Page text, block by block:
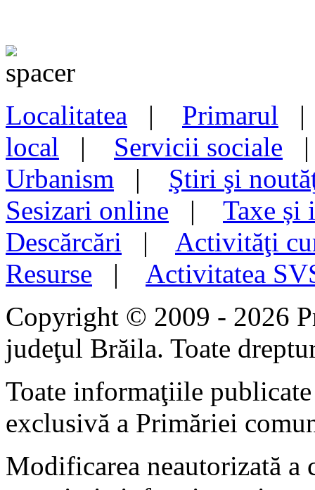
Localitatea | Primarul
local | Servicii sociale
Urbanism | Ştiri şi
Sesizari online | Taxe și
Descărcări | Activităţi
Resurse | Activitatea
Copyright © 2009 - 2026
judeţul Brăila. Toate
Toate informaţiile
exclusivă a Primăriei
Modificarea neautorizată a